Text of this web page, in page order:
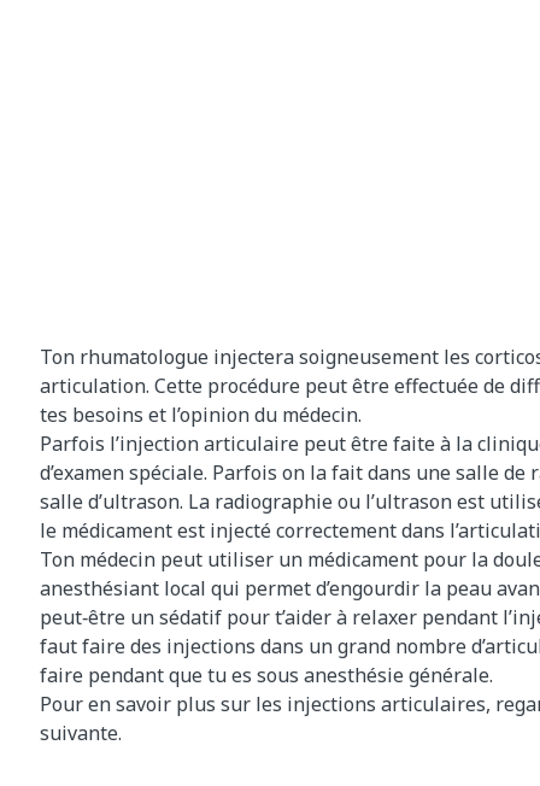
Ton rhumatologue injectera soigneusement les
articulation. Cette procédure peut être effectuée de
tes besoins et l’opinion du médecin.
Parfois l’injection articulaire peut être faite à la
d’examen spéciale. Parfois on la fait dans une salle de
salle d’ultrason. La radiographie ou l’ultrason est
le médicament est injecté correctement dans
Ton médecin peut utiliser un médicament pour la
anesthésiant local qui permet d’engourdir la peau
peut‑être un sédatif pour t’aider à relaxer pendant
faut faire des injections dans un grand nombre
faire pendant que tu es sous anesthésie générale.
Pour en savoir plus sur les injections articulaires,
suivante.